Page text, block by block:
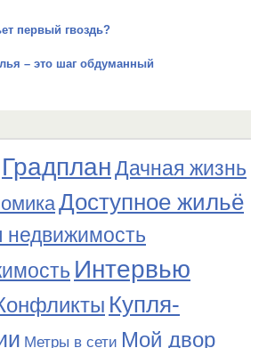
первый гвоздь?
– это шаг обдуманный
ГрадпланДачная жизнь
Доступное жильё
недвижимость
Интервью
Купля-
Метры в сети Мой двор